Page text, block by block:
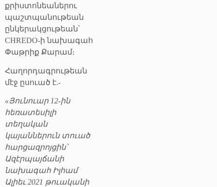
քրիստոնեաներու
պաշտպանութեան
ընկերակցութեան՝
CHREDO-ի նախագահ
Փաթրիք Քարամ։
Հաղորդագրութեան
մէջ ըսուած է.-
«Յունուար 12-ին
հեռատեսիլի
տեղական
կայաններուն տուած
հարցազրոյցին՝
Ազէրպայճանի
նախագահ Իլհամ
Ալիեւ 2021 թուականի